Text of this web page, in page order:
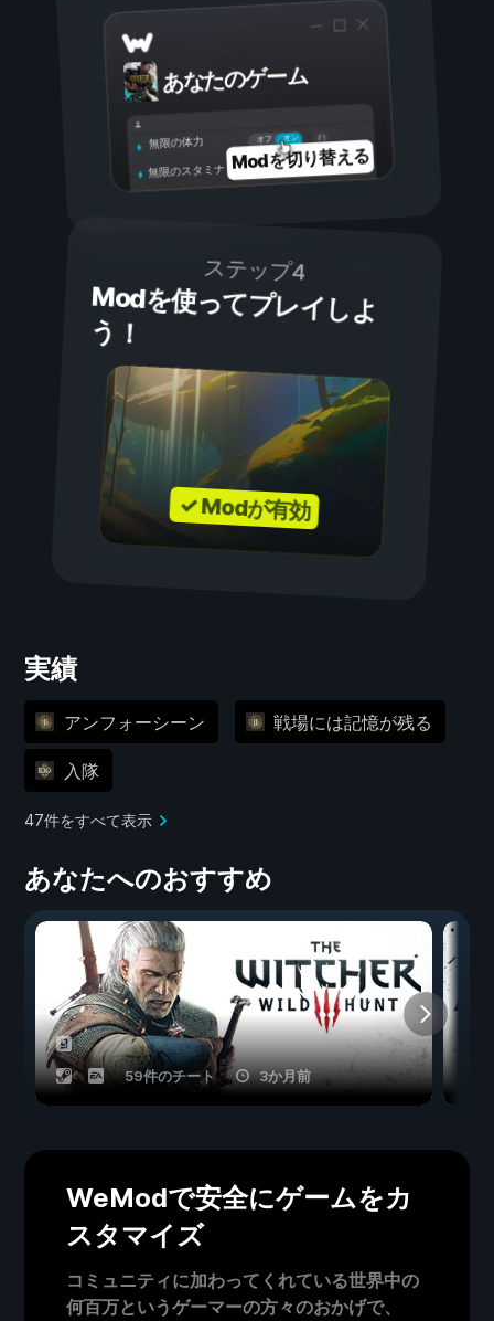
あなたのゲーム
オン
オフ
無限の体力
無限のスタミナ Modを切り替える
ステップ4
Modを使ってプレイしよ
う！
✓ Modが有効
実績
アンフォーシーン 戦場には記憶が残る
入隊
47件をすべて表示
あなたへのおすすめ
59件のチート 3か月前
WeModで安全にゲームをカ
スタマイズ
コミュニティに加わってくれている世界中の
何百万というゲーマーの方々のおかげで、